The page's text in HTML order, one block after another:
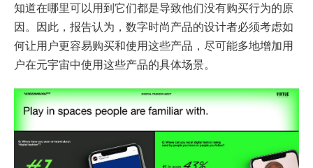
知道在哪里可以用到它们都是导致他们没有购买行为的原
因。因此，报告认为，数字时尚产品的设计者必须考虑如
何让用户更容易购买和使用这些产品，尽可能多地增加用
户在元宇宙中使用这些产品的具体场景。